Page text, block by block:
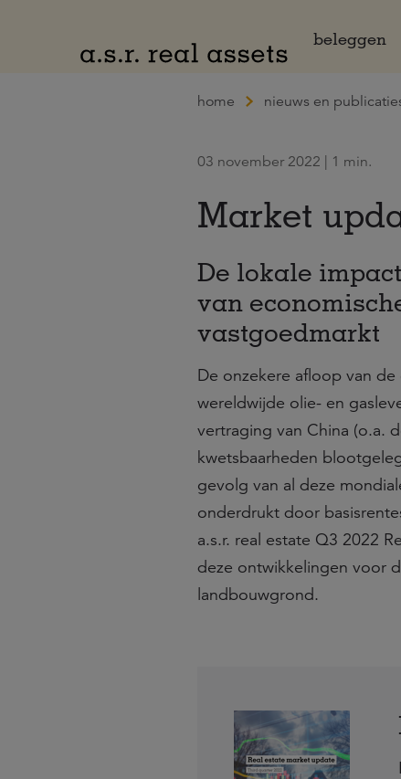
beleggen
home nieuws en
03 november 2022 | 1 min.
Market
De lokale
van
vastgoedmarkt
De onzekere afloop van
wereldwijde olie- en
vertraging van China (o.a.
kwetsbaarheden
gevolg van al deze
onderdrukt door
a.s.r. real estate Q3 2022
deze ontwikkelingen voor
landbouwgrond.